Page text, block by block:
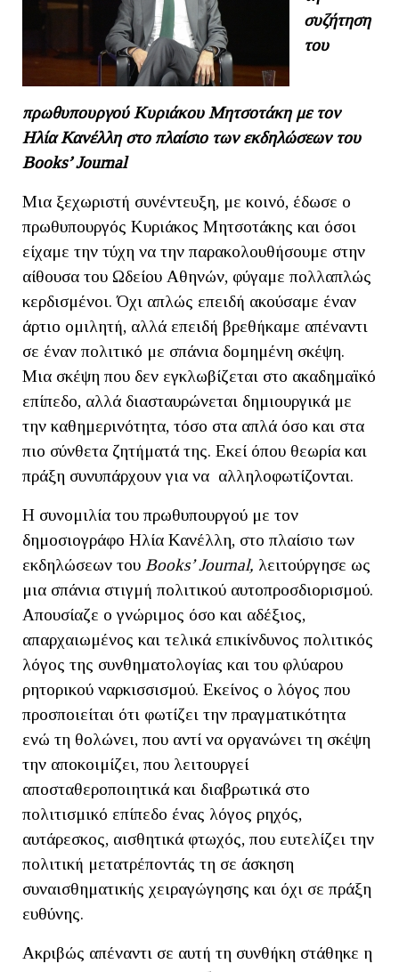
συζήτηση
του
πρωθυπουργού Κυριάκου Μητσοτάκη με τον
Ηλία Κανέλλη στο πλαίσιο των εκδηλώσεων του
Books’ Journal
Μια ξεχωριστή συνέντευξη, με κοινό, έδωσε ο
πρωθυπουργός Κυριάκος Μητσοτάκης και όσοι
είχαμε την τύχη να την παρακολουθήσουμε στην
αίθουσα του Ωδείου Αθηνών, φύγαμε πολλαπλώς
κερδισμένοι. Όχι απλώς επειδή ακούσαμε έναν
άρτιο ομιλητή, αλλά επειδή βρεθήκαμε απέναντι
σε έναν πολιτικό με σπάνια δομημένη σκέψη.
Μια σκέψη που δεν εγκλωβίζεται στο ακαδημαϊκό
επίπεδο, αλλά διασταυρώνεται δημιουργικά με
την καθημερινότητα, τόσο στα απλά όσο και στα
πιο σύνθετα ζητήματά της. Εκεί όπου θεωρία και
πράξη συνυπάρχουν για να αλληλοφωτίζονται.
Η συνομιλία του πρωθυπουργού με τον
δημοσιογράφο Ηλία Κανέλλη, στο πλαίσιο των
εκδηλώσεων του Books’ Journal, λειτούργησε ως
μια σπάνια στιγμή πολιτικού αυτοπροσδιορισμού.
Απουσίαζε ο γνώριμος όσο και αδέξιος,
απαρχαιωμένος και τελικά επικίνδυνος πολιτικός
λόγος της συνθηματολογίας και του φλύαρου
ρητορικού ναρκισσισμού. Εκείνος ο λόγος που
προσποιείται ότι φωτίζει την πραγματικότητα
ενώ τη θολώνει, που αντί να οργανώνει τη σκέψη
την αποκοιμίζει, που λειτουργεί
αποσταθεροποιητικά και διαβρωτικά στο
πολιτισμικό επίπεδο ένας λόγος ρηχός,
αυτάρεσκος, αισθητικά φτωχός, που ευτελίζει την
πολιτική μετατρέποντάς τη σε άσκηση
συναισθηματικής χειραγώγησης και όχι σε πράξη
ευθύνης.
Ακριβώς απέναντι σε αυτή τη συνθήκη στάθηκε η